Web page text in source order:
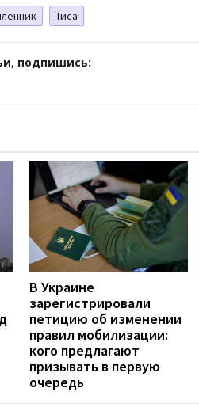
Тиса
подпишись:
В Украине
зарегистрировали
петицию об изменении
правил мобилизации:
кого предлагают
призывать в первую
очередь